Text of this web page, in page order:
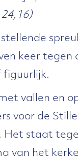
keer tegen
figuurlijk.
vallen en
voor de
Het staat
van het